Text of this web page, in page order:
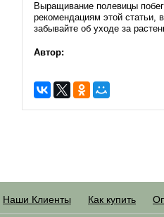
Выращивание полевицы
рекомендациям этой статьи,
забывайте об уходе за
Автор:
Наши Клиенты Как купить